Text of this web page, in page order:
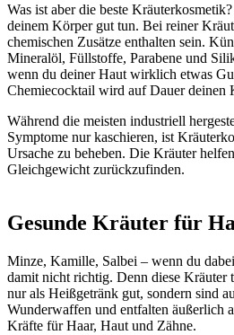
Was ist aber die beste
deinem Körper gut tun. Bei reiner
chemischen Zusätze enthalten sein.
Mineralöl, Füllstoffe, Parabene und
wenn du deiner Haut wirklich etwas
Chemiecocktail wird auf Dauer deinen
Während die meisten industriell
Symptome nur kaschieren, ist
Ursache zu beheben. Die Kräuter
Gleichgewicht zurückzufinden.
Gesunde Kräuter für
Minze, Kamille, Salbei – wenn du
damit nicht richtig. Denn diese Kräuter
nur als Heißgetränk gut, sondern sind
Wunderwaffen und entfalten äußerlich
Kräfte für Haar, Haut und Zähne.